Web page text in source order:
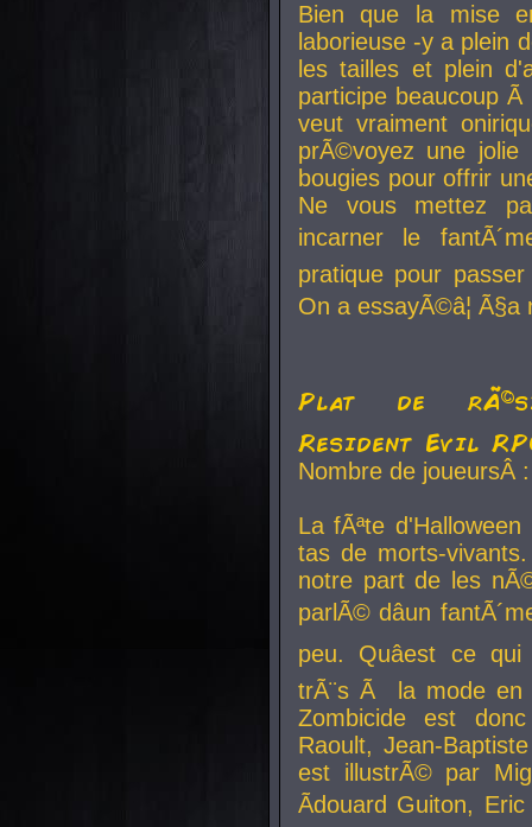
Bien que la mise
laborieuse -y a plein
les tailles et plein
participe beaucoup
veut vraiment
prÃ©voyez une
bougies pour offrir
Ne vous mettez
incarner le
pratique pour
On a essayÃ©â¦
Plat de
Resident Evil
Nombre de
La fÃªte
tas de morts-
notre part de les
parlÃ© dâun
peu. Quâest ce
trÃ¨s Ã la mode en
Zombicide est
Raoult, Jean-
est illustrÃ© par
Ãdouard Guiton,